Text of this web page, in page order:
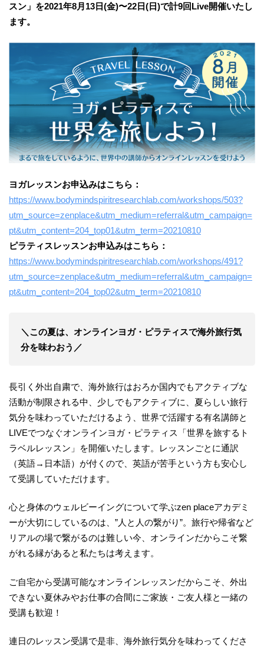
スン」を2021年8月13日(金)〜22日(日)で計9回Live開催いたし
ます。
ヨガレッスンお申込みはこちら：
https://www.bodymindspiritresearchlab.com/workshops/503?
utm_source=zenplace&utm_medium=referral&utm_campaign=
pt&utm_content=204_top01&utm_term=20210810
ピラティスレッスンお申込みはこちら：
https://www.bodymindspiritresearchlab.com/workshops/491?
utm_source=zenplace&utm_medium=referral&utm_campaign=
pt&utm_content=204_top02&utm_term=20210810
＼この夏は、オンラインヨガ・ピラティスで海外旅行気
分を味わおう／
長引く外出自粛で、海外旅行はおろか国内でもアクティブな
活動が制限される中、少しでもアクティブに、夏らしい旅行
気分を味わっていただけるよう、世界で活躍する有名講師と
LIVEでつなぐオンラインヨガ・ピラティス「世界を旅するト
ラベルレッスン」を開催いたします。レッスンごとに通訳
（英語→日本語）が付くので、英語が苦手という方も安心し
て受講していただけます。
心と身体のウェルビーイングについて学ぶzen placeアカデミ
ーが大切にしているのは、”人と人の繋がり”。旅行や帰省など
リアルの場で繋がるのは難しい今、オンラインだからこそ繋
がれる縁があると私たちは考えます。
ご自宅から受講可能なオンラインレッスンだからこそ、外出
できない夏休みやお仕事の合間にご家族・ご友人様と一緒の
受講も歓迎！
連日のレッスン受講で是非、海外旅行気分を味わってくださ